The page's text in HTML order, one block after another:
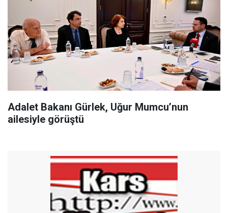
Adalet Bakanı Gürlek, Uğur Mumcu’nun
ailesiyle görüştü